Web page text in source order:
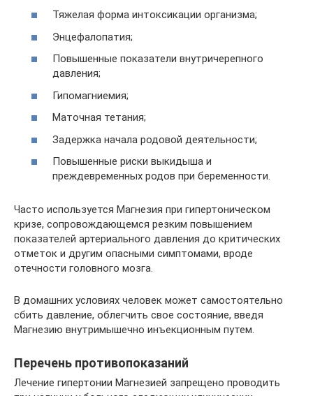
Тяжелая форма интоксикации организма;
Энцефалопатия;
Повышенные показатели внутричерепного
давления;
Гипомагниемия;
Маточная тетания;
Задержка начала родовой деятельности;
Повышенные риски выкидыша и
преждевременных родов при беременности.
Часто используется Магнезия при гипертоническом
кризе, сопровождающемся резким повышением
показателей артериального давления до критических
отметок и другим опасными симптомами, вроде
отечности головного мозга.
В домашних условиях человек может самостоятельно
сбить давление, облегчить свое состояние, введя
Магнезию внутримышечно инъекционным путем.
Перечень противопоказаний
Лечение гипертонии Магнезией запрещено проводить